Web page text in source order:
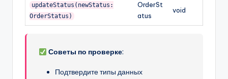
updateStatus(newStatus:
OrderStatus)
OrderSt
atus
void
Советы по проверке:
Подтвердите типы данных